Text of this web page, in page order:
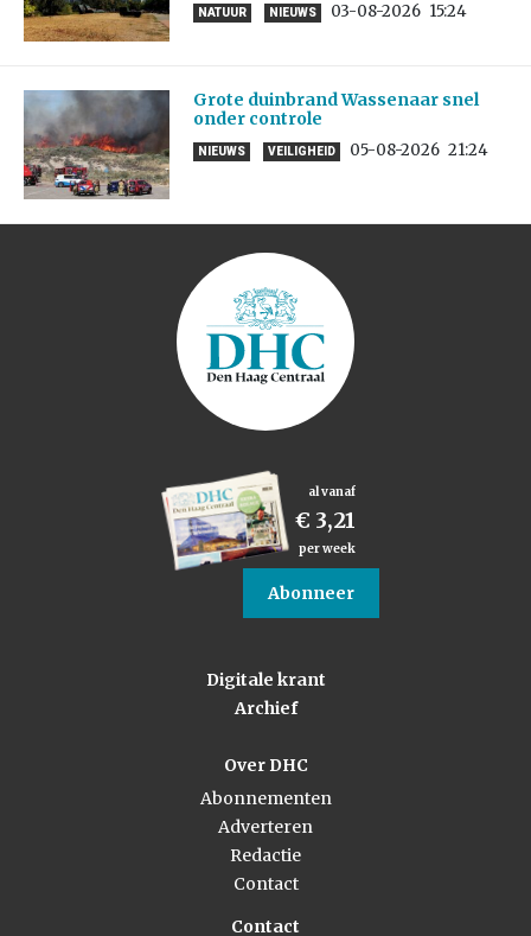
NATUUR NIEUWS 03-08-2026 15:24
Grote duinbrand Wassenaar snel
onder controle
NIEUWS VEILIGHEID 05-08-2026 21:24
al vanaf
€ 3,21
per week
Abonneer
Digitale krant
Archief
Over DHC
Abonnementen
Adverteren
Redactie
Contact
Contact